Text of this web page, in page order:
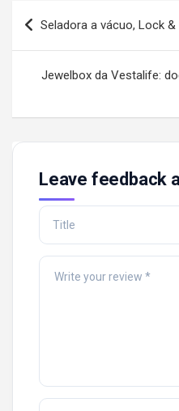
Post
navigation
Seladora a vácuo, Lock &
Jewelbox da Vestalife:
Leave feedback